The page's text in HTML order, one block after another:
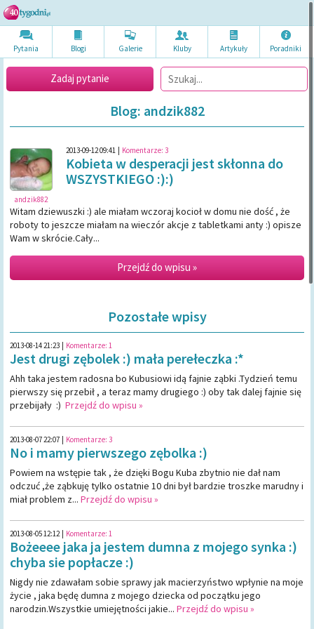
Pytania Blogi Galerie Kluby Artykuły Poradniki
Zadaj pytanie
Blog: andzik882
andzik882
2013-09-12 09:41 Komentarze: 3
Kobieta w desperacji jest skłonna do
WSZYSTKIEGO :):)
Witam dziewuszki :) ale miałam wczoraj kocioł w domu nie dość , że
roboty to jeszcze miałam na wieczór akcje z tabletkami anty :) opisze
Wam w skrócie.Cały...
Przejdź do wpisu »
Pozostałe wpisy
2013-08-14 21:23 Komentarze: 1
Jest drugi zębolek :) mała perełeczka :*
Ahh taka jestem radosna bo Kubusiowi idą fajnie ząbki .Tydzień temu
pierwszy się przebił , a teraz mamy drugiego :) oby tak dalej fajnie się
przebijały :) Przejdź do wpisu »
2013-08-07 22:07 Komentarze: 3
No i mamy pierwszego zębolka :)
Powiem na wstępie tak , że dzięki Bogu Kuba zbytnio nie dał nam
odczuć ,że ząbkuję tylko ostatnie 10 dni był bardzie troszke marudny i
miał problem z... Przejdź do wpisu »
2013-08-05 12:12 Komentarze: 1
Bożeeee jaka ja jestem dumna z mojego synka :)
chyba sie popłacze :)
Nigdy nie zdawałam sobie sprawy jak macierzyństwo wpłynie na moje
życie , jaka będę dumna z mojego dziecka od początku jego
narodzin.Wszystkie umiejętności jakie... Przejdź do wpisu »